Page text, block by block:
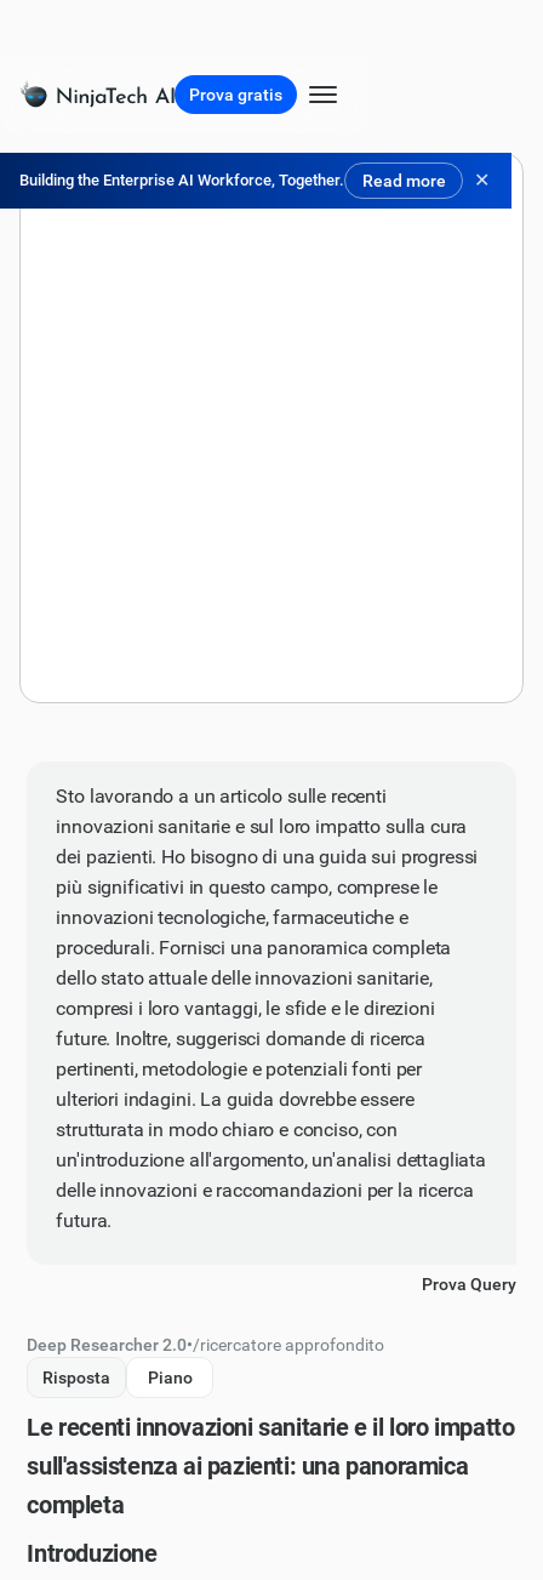
Building the Enterprise AI Workforce, Together. Read more ✕
Prova gratis
Sto lavorando a un articolo sulle recenti
innovazioni sanitarie e sul loro impatto sulla cura
dei pazienti. Ho bisogno di una guida sui progressi
più significativi in questo campo, comprese le
innovazioni tecnologiche, farmaceutiche e
procedurali. Fornisci una panoramica completa
dello stato attuale delle innovazioni sanitarie,
compresi i loro vantaggi, le sfide e le direzioni
future. Inoltre, suggerisci domande di ricerca
pertinenti, metodologie e potenziali fonti per
ulteriori indagini. La guida dovrebbe essere
strutturata in modo chiaro e conciso, con
un'introduzione all'argomento, un'analisi dettagliata
delle innovazioni e raccomandazioni per la ricerca
futura.
Prova Query
Deep Researcher 2.0•/ricercatore approfondito
Risposta
Piano
Le recenti innovazioni sanitarie e il loro impatto
sull'assistenza ai pazienti: una panoramica
completa
Introduzione